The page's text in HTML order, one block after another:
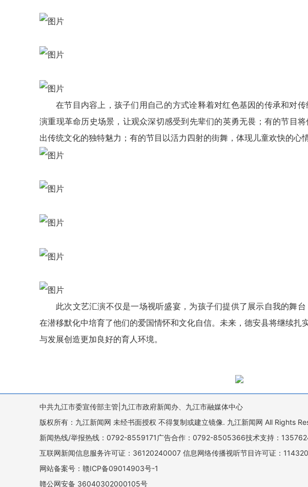
在节目内容上，孩子们用自己的方式诠释着对红色基因的传承和对
演重现革命历史场景，让观众深切感受到先辈们的英勇无畏；有的节目
出传统文化的独特魅力；有的节目以活力四射的街舞，体现儿童欢快的心情
此次文艺汇演不仅是一场视听盛宴，为孩子们提供了展示自我的舞
在潜移默化中培育了他们的爱国情怀和文化自信。未来，德安县将继续扎
与发展创造更加良好的育人环境。
中共九江市委宣传部主管|九江市政府新闻办、九江市融媒体中心
版权所有：九江新闻网 未经书面授权 不得复制或建立镜像. 九江新闻网 All Rights
新闻热线/举报热线：0792-8559171广告合作：0792-8505366技术支持：
互联网新闻信息服务许可证：36120240007 信息网络传播视听节目许可证：
网站备案号：赣ICP备09014903号-1
赣公网安备 36040302000105号